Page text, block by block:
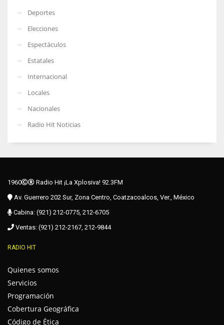
Deportes
Elecciones
Espectáculos
Estatales
Internacional
Locales
Nacionales
Radio Hit Noticias
1960
Radio Hit ¡La Xplosiva! 92.3FM
Av. Guerrero 202 Sur, Zona Centro, Coatzacoalcos, Ver., México
Cabina: (921) 212-0775, 212-6705
Ventas: (921) 212-2167, 212-9844
RADIO HIT
Quienes somos
Servicios
Programación
Cobertura Geográfica
Código de Ética